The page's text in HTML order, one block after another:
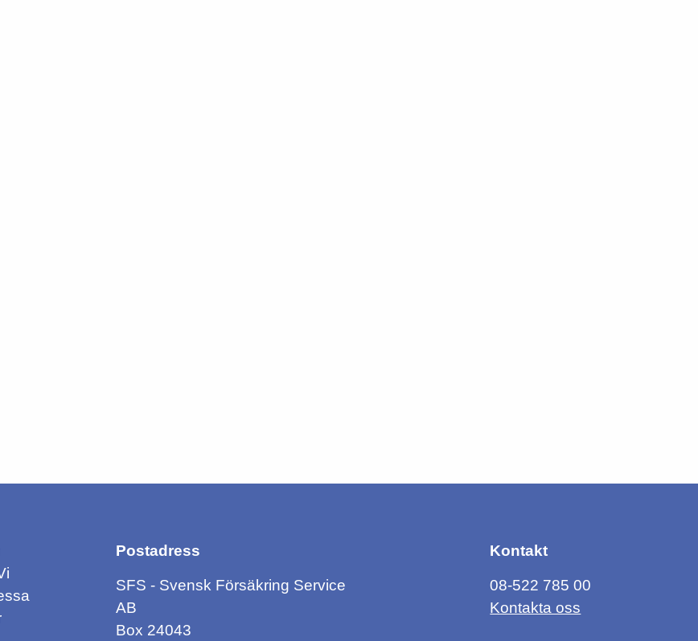
Postadress
SFS - Svensk Försäkring Service
AB
Box 24043
Kontakt
08-522 785 00
Kontakta oss